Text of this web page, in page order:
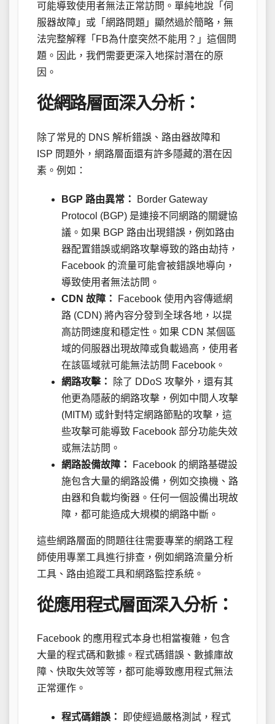
可能導致使用者無法正常訪問。單純地說「伺
服器故障」或「網路問題」顯然過於簡略，無
法完整解釋「FB為什麼突然不能用？」這個問
題。因此，我們需要更深入地探討潛在的原
因。
從網路層面深入分析：
除了常見的 DNS 解析錯誤、路由器故障和
ISP 問題外，網路層面還有許多隱藏的潛在因
素。例如：
BGP 路由異常：
Border Gateway
Protocol (BGP) 是連接不同網路的關鍵協
議。如果 BGP 路由出現錯誤，例如路由
器配置錯誤或網路攻擊導致的路由劫持，
Facebook 的流量可能會被錯誤地導向，
導致使用者無法訪問。
CDN 故障：
Facebook 使用內容傳遞網
路 (CDN) 將內容分發到全球各地，以提
高訪問速度和穩定性。如果 CDN 某個區
域的伺服器出現故障或負載過高，使用者
在該區域就可能無法訪問 Facebook。
網路攻擊：
除了 DDoS 攻擊外，還有其
他更為隱蔽的網路攻擊，例如中間人攻擊
(MITM) 或針對特定網路節點的攻擊，這
些攻擊可能導致 Facebook 部分功能失效
或無法訪問。
網路設備故障：
Facebook 的網路基礎設
施包含大量的網路設備，例如交換機、路
由器和負載均衡器。任何一個設備出現故
障，都可能造成大規模的網路中斷。
這些網路層面的問題往往需要專業的網路工程
師使用專業工具進行排查，例如網路流量分析
工具、路由追蹤工具和網路監控系統。
從應用程式層面深入分析：
Facebook 的應用程式本身也相當複雜，包含
大量的程式碼和數據。程式碼錯誤、數據庫故
障、快取失效等等，都可能導致應用程式無法
正常運作。
程式碼錯誤：
即使經過嚴格測試，程式